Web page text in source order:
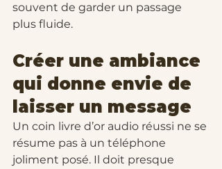
souvent de garder un passage
plus fluide.
Créer une ambiance
qui donne envie de
laisser un message
Un coin livre d’or audio réussi ne se
résume pas à un téléphone
joliment posé. Il doit presque